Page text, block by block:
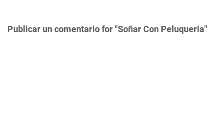
Publicar un comentario for "Soñar Con Peluqueria"